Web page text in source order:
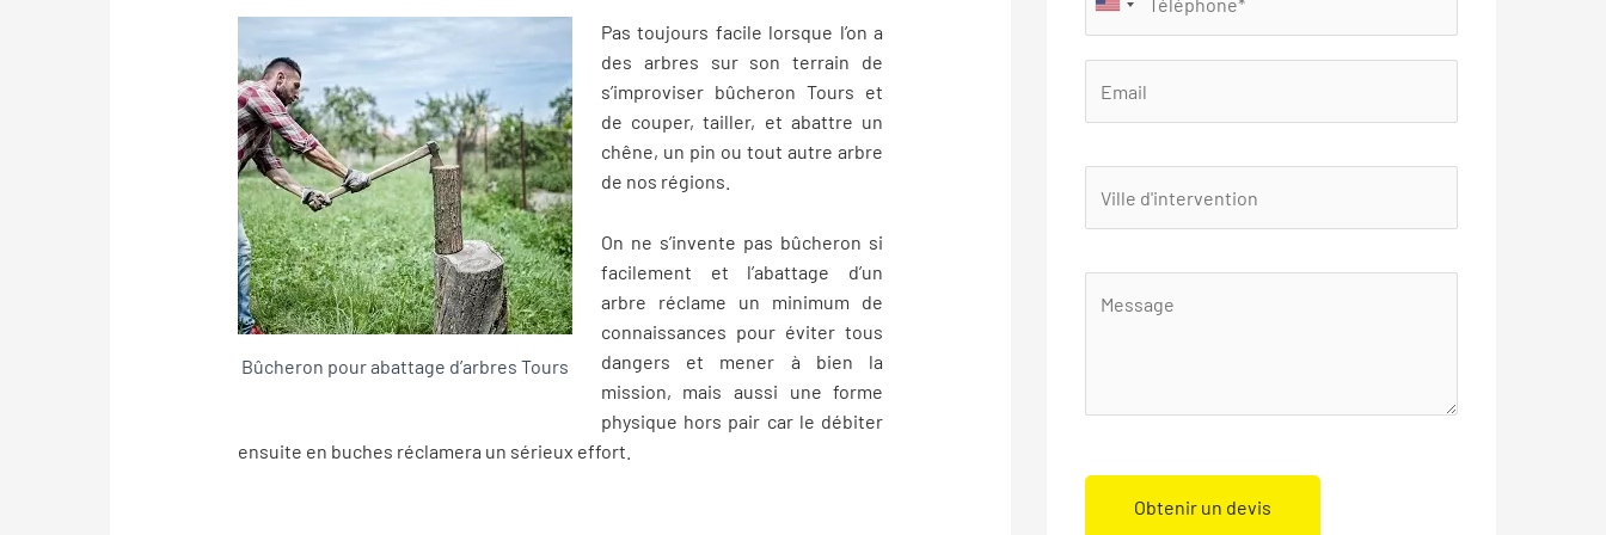
Bûcheron pour abattage d’arbres Tours
Pas toujours facile lorsque l’on a
des arbres sur son terrain de
s’improviser bûcheron Tours et
de couper, tailler, et abattre un
chêne, un pin ou tout autre arbre
de nos régions.
On ne s’invente pas bûcheron si
facilement et l’abattage d’un
arbre réclame un minimum de
connaissances pour éviter tous
dangers et mener à bien la
mission, mais aussi une forme
physique hors pair car le débiter
ensuite en buches réclamera un sérieux effort.
Obtenir un devis